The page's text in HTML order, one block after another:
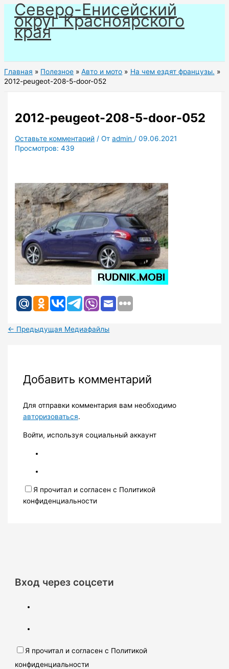
Перейти
содержимому
Северо-Енисейский
округ Красноярского
края
Главная Полезное Авто и мото
На чем ездят французы.
2012-peugeot-208-5-door-052
2012-peugeot-208-5-door-052
Оставьте комментарий / Отadmin /09.06.2021
Просмотров: 439
← Предыдущая Медиафайлы
Добавить комментарий
Для отправки комментария вам необходимо
авторизоваться.
Войти, используя социальный аккаунт
Я прочитал и согласен с Политикой
конфиденциальности
Вход через соцсети
Я прочитал и согласен с Политикой
конфиденциальности